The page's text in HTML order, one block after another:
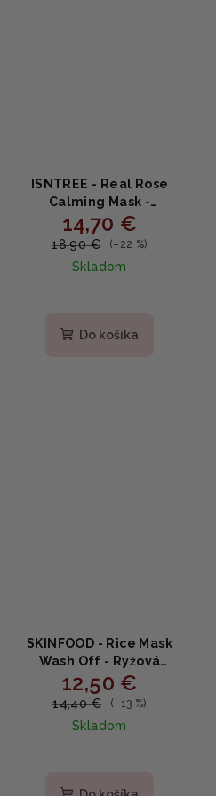
ISNTREE - Real Rose
Calming Mask -
Upokojujúca ružová
maska s gélovou
textúrou - 100 ml
14,70 €
18,90 € (–22 %)
Skladom
Do košíka
SKINFOOD - Rice Mask
Wash Off - Ryžová
zmývateľná maska s
ryžovou vodou na
čistenie pórov a
rozjasnenie 120g
12,50 €
14,40 € (–13 %)
Skladom
produktu